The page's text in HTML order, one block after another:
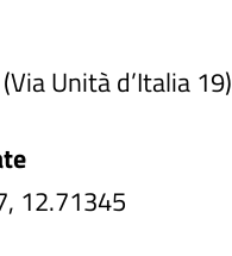
Unità d’Italia 19)
12.71345